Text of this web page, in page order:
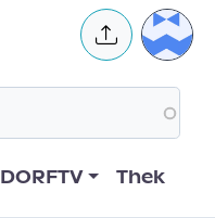
User
DORFTV Thek